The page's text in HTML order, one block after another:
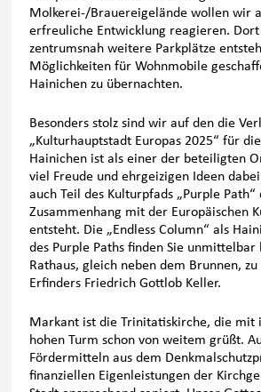
Molkerei-/Brauereigelände wollen wir
erfreuliche Entwicklung reagieren.
zentrumsnah weitere Parkplätze
Möglichkeiten für Wohnmobile
Hainichen zu übernachten.
Besonders stolz sind wir auf den die
„Kulturhauptstadt Europas 2025“ für
Hainichen ist als einer der beteiligten
viel Freude und ehrgeizigen Ideen
auch Teil des Kulturpfads „Purple Path“
Zusammenhang mit der Europäischen
entsteht. Die „Endless Column“ als
des Purple Paths finden Sie unmittelbar
Rathaus, gleich neben dem Brunnen, zu
Erfinders Friedrich Gottlob Keller.
Markant ist die Trinitatiskirche, die mit
hohen Turm schon von weitem grüßt.
Fördermitteln aus dem
finanziellen Eigenleistungen der